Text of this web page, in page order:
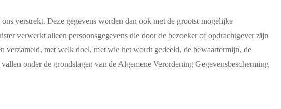
verstrekt. Deze gegevens worden dan ook met de grootst mogelijke
verwerkt alleen persoonsgegevens die door de bezoeker of opdrachtgever zijn
met welk doel, met wie het wordt gedeeld, de bewaartermijn, de
onder de grondslagen van de Algemene Verordening Gegevensbescherming